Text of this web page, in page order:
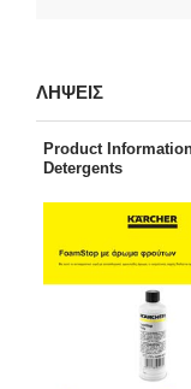
ΛΗΨΕΙΣ
Product
Detergents